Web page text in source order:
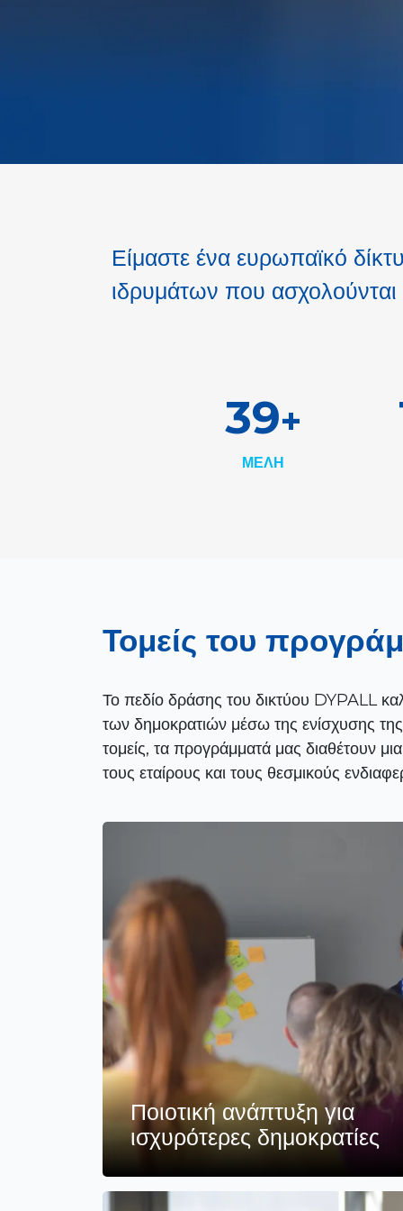
Είμαστε ένα ευρωπαϊκό
ιδρυμάτων που
61+
ΜΕΛΗ
Τομείς του
Το πεδίο δράσης του δικτύου DYPALL
των δημοκρατιών μέσω της ενίσχυσης
τομείς, τα προγράμματά μας διαθέτουν
τους εταίρους και τους θεσμικούς
Ποιοτική ανάπτυξη για
ισχυρότερες δημοκρατίες